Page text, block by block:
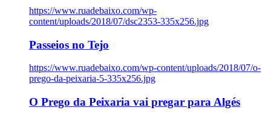
https://www.ruadebaixo.com/wp-
content/uploads/2018/07/dsc2353-335x256.jpg
Passeios no Tejo
https://www.ruadebaixo.com/wp-content/uploads/2018/07/o-
prego-da-peixaria-5-335x256.jpg
O Prego da Peixaria vai pregar para Algés